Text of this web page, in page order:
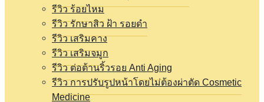
รีวิว ร้อยไหม
รีวิว รักษาสิว ฝ้า รอยดำ
รีวิว เสริมคาง
รีวิว เสริมจมูก
รีวิว ต่อต้านริ้วรอย Anti Aging
รีวิว การปรับรูปหน้าโดยไม่ต้องผ่าตัด Cosmetic
Medicine